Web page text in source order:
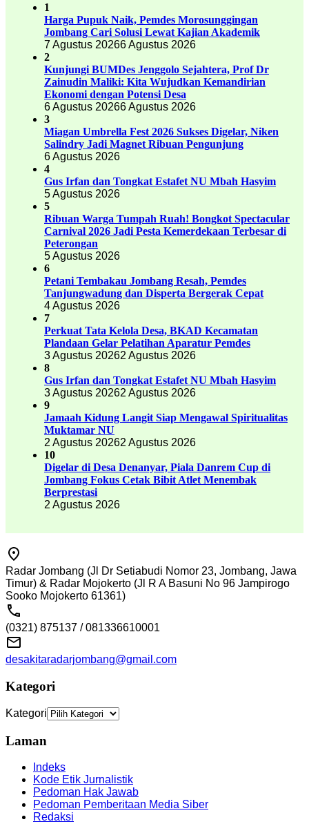
1
Harga Pupuk Naik, Pemdes Morosunggingan
Jombang Cari Solusi Lewat Kajian Akademik
7 Agustus 20266 Agustus 2026
2
Kunjungi BUMDes Jenggolo Sejahtera, Prof Dr
Zainudin Maliki: Kita Wujudkan Kemandirian
Ekonomi dengan Potensi Desa
6 Agustus 20266 Agustus 2026
3
Miagan Umbrella Fest 2026 Sukses Digelar, Niken
Salindry Jadi Magnet Ribuan Pengunjung
6 Agustus 2026
4
Gus Irfan dan Tongkat Estafet NU Mbah Hasyim
5 Agustus 2026
5
Ribuan Warga Tumpah Ruah! Bongkot Spectacular
Carnival 2026 Jadi Pesta Kemerdekaan Terbesar di
Peterongan
5 Agustus 2026
6
Petani Tembakau Jombang Resah, Pemdes
Tanjungwadung dan Disperta Bergerak Cepat
4 Agustus 2026
7
Perkuat Tata Kelola Desa, BKAD Kecamatan
Plandaan Gelar Pelatihan Aparatur Pemdes
3 Agustus 20262 Agustus 2026
8
Gus Irfan dan Tongkat Estafet NU Mbah Hasyim
3 Agustus 20262 Agustus 2026
9
Jamaah Kidung Langit Siap Mengawal Spiritualitas
Muktamar NU
2 Agustus 20262 Agustus 2026
10
Digelar di Desa Denanyar, Piala Danrem Cup di
Jombang Fokus Cetak Bibit Atlet Menembak
Berprestasi
2 Agustus 2026
Radar Jombang (Jl Dr Setiabudi Nomor 23, Jombang, Jawa
Timur) & Radar Mojokerto (Jl R A Basuni No 96 Jampirogo
Sooko Mojokerto 61361)
(0321) 875137 / 081336610001
desakitaradarjombang@gmail.com
Kategori
Kategori
Laman
Indeks
Kode Etik Jurnalistik
Pedoman Hak Jawab
Pedoman Pemberitaan Media Siber
Redaksi